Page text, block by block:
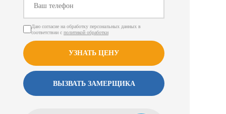
Даю согласие на обработку персональных данных в
соответствии с политикой обработки
УЗНАТЬ ЦЕНУ
ВЫЗВАТЬ ЗАМЕРЩИКА